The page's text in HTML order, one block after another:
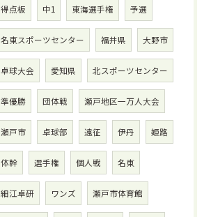
得点板 中1 東海選手権 予選
名東スポーツセンター 福井県 大野市
卓球大会 愛知県 北スポーツセンター
準優勝 団体戦 瀬戸地区一万人大会
瀬戸市 卓球部 遠征 伊丹 姫路
体幹 選手権 個人戦 名東
細江卓研 ワンズ 瀬戸市体育館